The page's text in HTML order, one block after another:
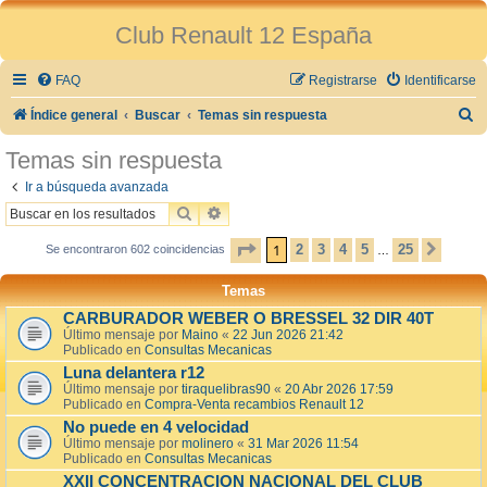
Club Renault 12 España
FAQ Identificarse
Registrarse
Índice general Buscar Temas sin respuesta
Temas sin respuesta
Ir a búsqueda avanzada
BUSCARBÚSQUEDA AVANZADA
Se encontraron 602 coincidencias PÁGINA 1DE 25
1 2 3 4 5 … 25
Temas
CARBURADOR WEBER O BRESSEL 32 DIR 40T
Último mensaje por Maino « 22 Jun 2026 21:42
Publicado en Consultas Mecanicas
Luna delantera r12
Último mensaje por tiraquelibras90 « 20 Abr 2026 17:59
Publicado en Compra-Venta recambios Renault 12
No puede en 4 velocidad
Último mensaje por molinero « 31 Mar 2026 11:54
Publicado en Consultas Mecanicas
XXII CONCENTRACION NACIONAL DEL CLUB